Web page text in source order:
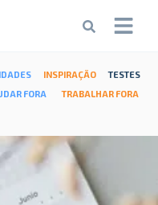
INSPIRAÇÃO
TESTES
FORA
TRABALHAR FORA